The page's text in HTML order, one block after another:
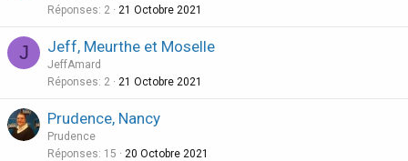
Réponses 2 21 Octobre 2021
J Jeff, Meurthe et Moselle
JeffAmard
Réponses 2 21 Octobre 2021
Prudence, Nancy
Prudence
Réponses 15 20 Octobre 2021